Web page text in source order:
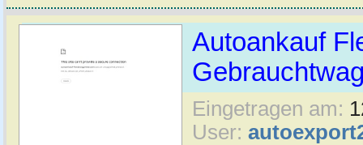
Autoankauf
Eingetragen am:
User: